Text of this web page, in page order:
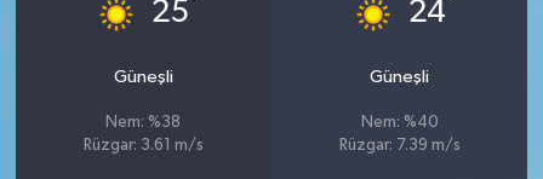
25
Güneşli
Nem: %38
Rüzgar: 3.61 m/s
24
Güneşli
Nem: %40
Rüzgar: 7.39 m/s